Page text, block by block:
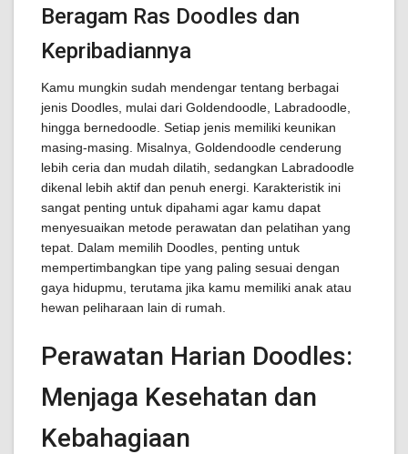
Beragam Ras Doodles dan
Kepribadiannya
Kamu mungkin sudah mendengar tentang berbagai
jenis Doodles, mulai dari Goldendoodle, Labradoodle,
hingga bernedoodle. Setiap jenis memiliki keunikan
masing-masing. Misalnya, Goldendoodle cenderung
lebih ceria dan mudah dilatih, sedangkan Labradoodle
dikenal lebih aktif dan penuh energi. Karakteristik ini
sangat penting untuk dipahami agar kamu dapat
menyesuaikan metode perawatan dan pelatihan yang
tepat. Dalam memilih Doodles, penting untuk
mempertimbangkan tipe yang paling sesuai dengan
gaya hidupmu, terutama jika kamu memiliki anak atau
hewan peliharaan lain di rumah.
Perawatan Harian Doodles:
Menjaga Kesehatan dan
Kebahagiaan